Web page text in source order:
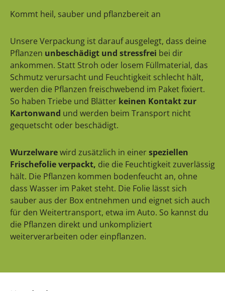
Kommt heil, sauber und pflanzbereit an
Unsere Verpackung ist darauf ausgelegt, dass deine
Pflanzen unbeschädigt und stressfrei bei dir
ankommen. Statt Stroh oder losem Füllmaterial, das
Schmutz verursacht und Feuchtigkeit schlecht hält,
werden die Pflanzen freischwebend im Paket fixiert.
So haben Triebe und Blätter keinen Kontakt zur
Kartonwand und werden beim Transport nicht
gequetscht oder beschädigt.
Wurzelwarewird zusätzlich in einerspeziellen
Frischefolie verpackt, die die Feuchtigkeit zuverlässig
hält. Die Pflanzen kommen bodenfeucht an, ohne
dass Wasser im Paket steht. Die Folie lässt sich
sauber aus der Box entnehmen und eignet sich auch
für den Weitertransport, etwa im Auto. So kannst du
die Pflanzen direkt und unkompliziert
weiterverarbeiten oder einpflanzen.